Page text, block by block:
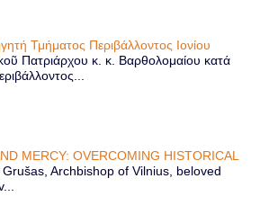
Τμήματος Περιβάλλοντος Ιονίου
Πατριάρχου κ. κ. Βαρθολομαίου κατά
MERCY: OVERCOMING HISTORICAL
Archbishop of Vilnius, beloved